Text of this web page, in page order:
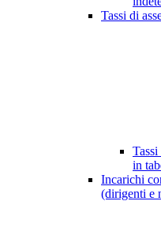
Tassi di
in
Incarichi
(dirigenti e